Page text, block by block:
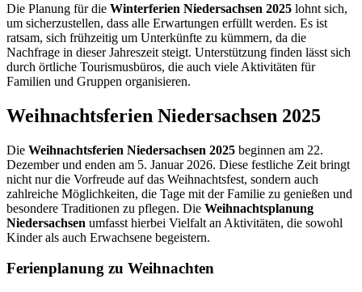
Die Planung für die Winterferien Niedersachsen 2025 lohnt sich,
um sicherzustellen, dass alle Erwartungen erfüllt werden. Es ist
ratsam, sich frühzeitig um Unterkünfte zu kümmern, da die
Nachfrage in dieser Jahreszeit steigt. Unterstützung finden lässt sich
durch örtliche Tourismusbüros, die auch viele Aktivitäten für
Familien und Gruppen organisieren.
Weihnachtsferien Niedersachsen 2025
Die Weihnachtsferien Niedersachsen 2025 beginnen am 22.
Dezember und enden am 5. Januar 2026. Diese festliche Zeit bringt
nicht nur die Vorfreude auf das Weihnachtsfest, sondern auch
zahlreiche Möglichkeiten, die Tage mit der Familie zu genießen und
besondere Traditionen zu pflegen. Die Weihnachtsplanung
Niedersachsen umfasst hierbei Vielfalt an Aktivitäten, die sowohl
Kinder als auch Erwachsene begeistern.
Ferienplanung zu Weihnachten